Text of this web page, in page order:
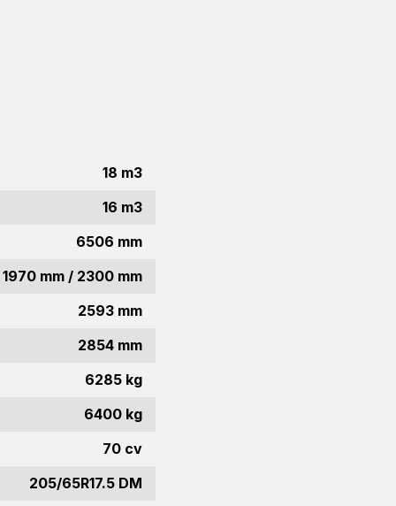
18 m3
16 m3
6506 mm
1970 mm / 2300 mm
2593 mm
2854 mm
6285 kg
6400 kg
70 cv
205/65R17.5 DM